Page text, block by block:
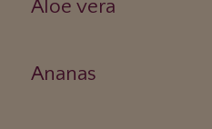
Aloe vera
Ananas